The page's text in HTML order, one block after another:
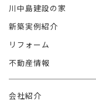
川中島建設の家
新築実例紹介
リフォーム
不動産情報
会社紹介